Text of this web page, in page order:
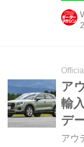
ンを
た。
ア
輸
デ
アウ